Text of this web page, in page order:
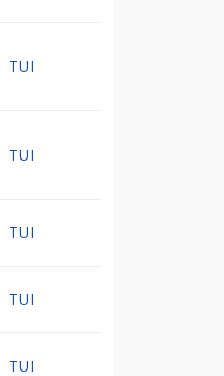
TUI
TUI
TUI
TUI
TUI